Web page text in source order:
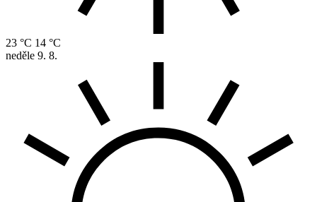
23 °C 14 °C
neděle 9. 8.